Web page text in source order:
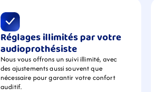
Réglages illimités par votre
audioprothésiste
Nous vous offrons un suivi illimité, avec
des ajustements aussi souvent que
nécessaire pour garantir votre confort
auditif.